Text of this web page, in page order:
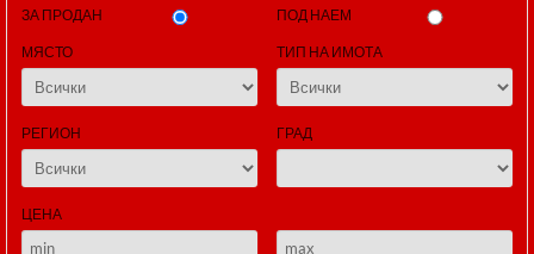
ЗА ПРОДАН ПОД НАЕМ
МЯСТО ТИП НА ИМОТА
РЕГИОН ГРАД
ЦЕНА